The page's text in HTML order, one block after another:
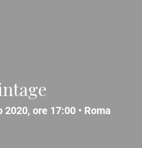
ore 17:00 • Roma